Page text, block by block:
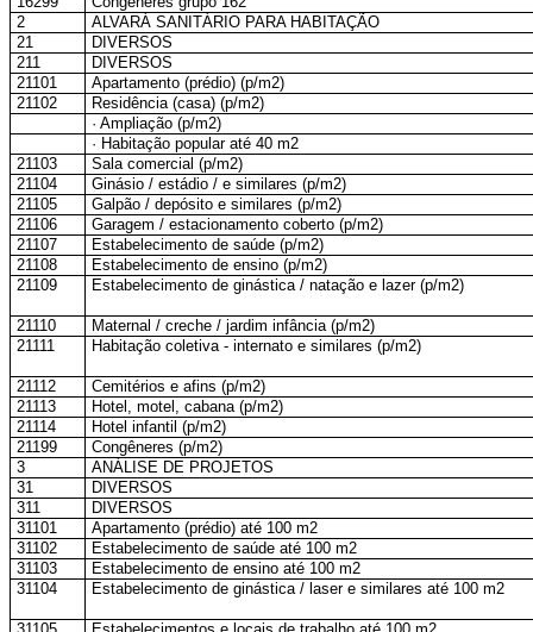
2
ALVARÁ SANITÁRIO PARA HABITAÇÃO
21
DIVERSOS
211
DIVERSOS
21101
Apartamento (prédio) (p/m2)
21102
Residência (casa) (p/m2)
· Ampliação (p/m2)
· Habitação popular até 40 m2
21103
Sala comercial (p/m2)
21104
Ginásio / estádio / e similares (p/m2)
21105
Galpão / depósito e similares (p/m2)
21106
Garagem / estacionamento coberto (p/m2)
21107
Estabelecimento de saúde (p/m2)
21108
Estabelecimento de ensino (p/m2)
21109
Estabelecimento de ginástica / natação e lazer (p/m2)
21110
Maternal / creche / jardim infância (p/m2)
21111
Habitação coletiva - internato e similares (p/m2)
21112
Cemitérios e afins (p/m2)
21113
Hotel, motel, cabana (p/m2)
21114
Hotel infantil (p/m2)
21199
Congêneres (p/m2)
3
ANÁLISE DE PROJETOS
31
DIVERSOS
311
DIVERSOS
31101
Apartamento (prédio) até 100 m2
31102
Estabelecimento de saúde até 100 m2
31103
Estabelecimento de ensino até 100 m2
31104
Estabelecimento de ginástica / laser e similares até 100 m2